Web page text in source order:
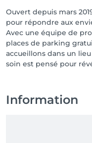
Ouvert depuis mars
pour répondre aux
Avec une équipe de
places de parking
accueillons dans un
soin est pensé pour
Information